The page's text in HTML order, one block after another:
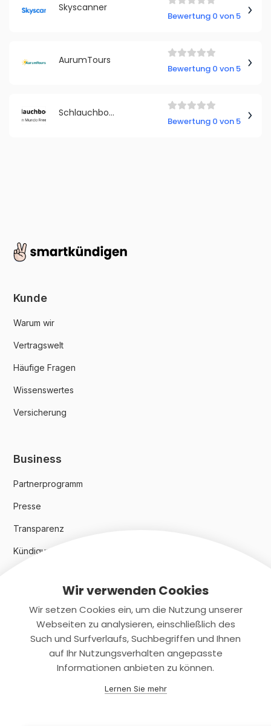
Skyscanner
Bewertung 0 von 5
AurumTours
Bewertung 0 von 5
Schlauchboot Plaza
Bewertung 0 von 5
Kunde
Warum wir
Vertragswelt
Häufige Fragen
Wissenswertes
Versicherung
Business
Partnerprogramm
Presse
Transparenz
Kündigungsindex 2024
Rechtliches
Datenschutz
Wir verwenden Cookies
Wir setzen Cookies ein, um die Nutzung unserer
Webseiten zu analysieren, einschließlich des
Such und Surfverlaufs, Suchbegriffen und Ihnen
auf Ihr Nutzungsverhalten angepasste
Informationen anbieten zu können.
Lernen Sie mehr